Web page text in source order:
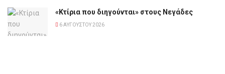
«Κτίρια που διηγούνται» στους Νεγάδες
6 ΑΥΓΟΎΣΤΟΥ 2026